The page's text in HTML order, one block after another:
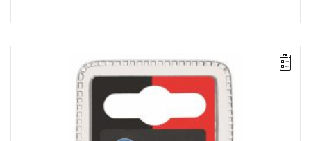
UWAGA: Produkt wycofany ze sprzedaży przez producenta. Brak
sugerowanych zamienników.
Zakres zestawu: PZ1
Ilość elementów w zestawie: 3